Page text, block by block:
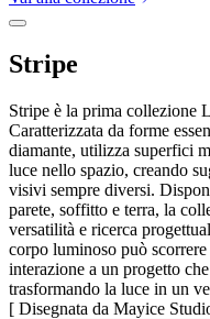
Stripe
Stripe è la prima collezione
Caratterizzata da forme
diamante, utilizza superfici
luce nello spazio, creando
visivi sempre diversi.
parete, soffitto e terra, la
versatilità e ricerca
corpo luminoso può
interazione a un progetto
trasformando la luce in un
[ Disegnata da Mayice